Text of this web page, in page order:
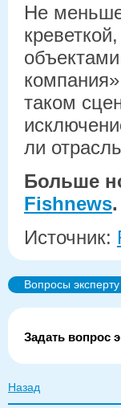
Не
таком
ли
Больше
Fishnews.
Источник:
Вопросы эксперту
Задать вопрос
Назад